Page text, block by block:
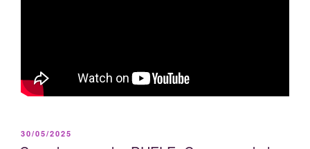
PUBLICADO
EL
30/05/2025